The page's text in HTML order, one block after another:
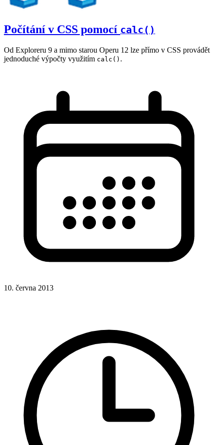
Počítání v CSS pomocí calc()
Od Exploreru 9 a mimo starou Operu 12 lze přímo v CSS provádět
jednoduché výpočty využitím calc() .
10. června 2013